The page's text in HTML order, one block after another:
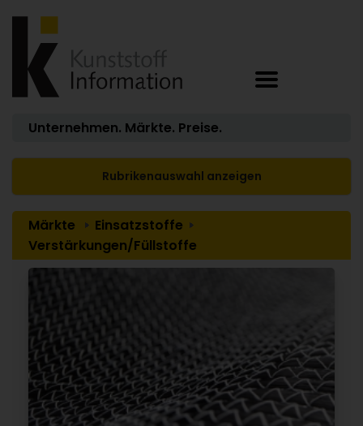
Unternehmen. Märkte. Preise.
Rubrikenauswahl anzeigen
Märkte
Einsatzstoffe
Verstärkungen/Füllstoffe